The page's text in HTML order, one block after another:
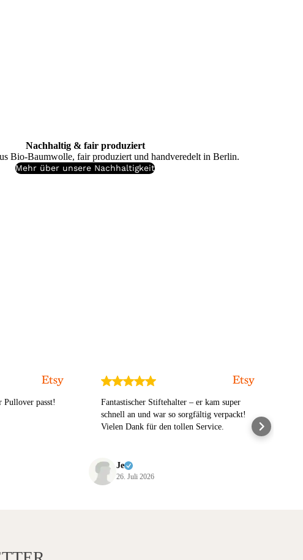
Nachhaltig & fair produziert
Bio-Baumwolle, fair produziert und handveredelt in Berlin.
Mehr über unsere Nachhaltigkeit
passt!
Fantastischer Stiftehalter – er kam super
schnell an und war so sorgfältig verpackt!
Vielen Dank für den tollen Service.
Je
26. Juli 2026